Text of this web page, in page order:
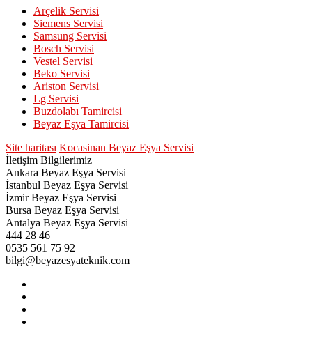
Arçelik Servisi
Siemens Servisi
Samsung Servisi
Bosch Servisi
Vestel Servisi
Beko Servisi
Ariston Servisi
Lg Servisi
Buzdolabı Tamircisi
Beyaz Eşya Tamircisi
Site haritası Kocasinan Beyaz Eşya Servisi
İletişim Bilgilerimiz
Ankara Beyaz Eşya Servisi
İstanbul Beyaz Eşya Servisi
İzmir Beyaz Eşya Servisi
Bursa Beyaz Eşya Servisi
Antalya Beyaz Eşya Servisi
444 28 46
0535 561 75 92
bilgi@beyazesyateknik.com